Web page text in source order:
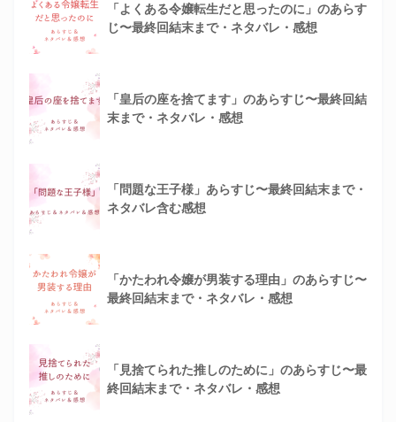
「よくある令嬢転生だと思ったのに」のあらす
じ〜最終回結末まで・ネタバレ・感想
「皇后の座を捨てます」のあらすじ〜最終回結
末まで・ネタバレ・感想
「問題な王子様」あらすじ〜最終回結末まで・
ネタバレ含む感想
「かたわれ令嬢が男装する理由」のあらすじ〜
最終回結末まで・ネタバレ・感想
「見捨てられた推しのために」のあらすじ〜最
終回結末まで・ネタバレ・感想